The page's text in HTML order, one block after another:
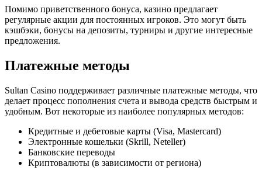
Помимо приветственного бонуса, казино предлагает
регулярные акции для постоянных игроков. Это могут быть
кэшбэки, бонусы на депозиты, турниры и другие интересные
предложения.
Платежные методы
Sultan Casino поддерживает различные платежные методы, что
делает процесс пополнения счета и вывода средств быстрым и
удобным. Вот некоторые из наиболее популярных методов:
Кредитные и дебетовые карты (Visa, Mastercard)
Электронные кошельки (Skrill, Neteller)
Банковские переводы
Криптовалюты (в зависимости от региона)